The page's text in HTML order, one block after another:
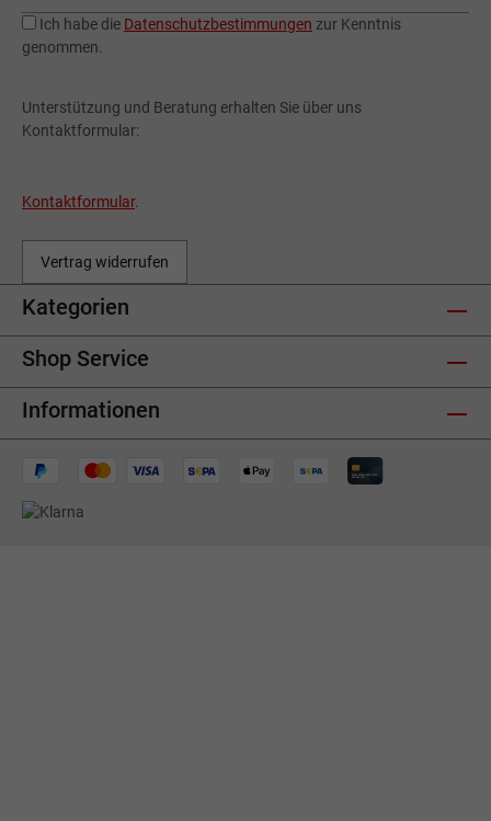
Ich habe die Datenschutzbestimmungen zur Kenntnis
genommen.
Unterstützung und Beratung erhalten Sie über uns
Kontaktformular:
Kontaktformular.
Vertrag widerrufen
Kategorien
Shop Service
Informationen